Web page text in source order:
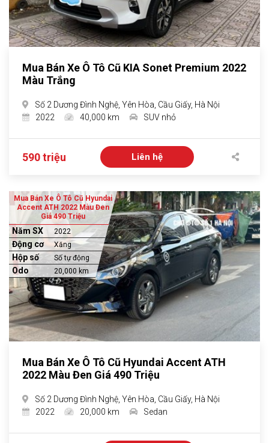
Mua Bán Xe Ô Tô Cũ KIA Sonet Premium 2022
Màu Trắng
Số 2 Dương Đình Nghệ, Yên Hòa, Cầu Giấy, Hà Nội
2022
40,000 km SUV nhỏ
590 triệu Liên hệ
Mua Bán Xe Ô Tô Cũ Hyundai
Accent ATH 2022 Màu Đen
Giá 490 Triệu
Năm SX 2022
Động cơ Xăng
Hộp số Số tự động
Odo 20,000 km
Mua Bán Xe Ô Tô Cũ Hyundai Accent ATH
2022 Màu Đen Giá 490 Triệu
Số 2 Dương Đình Nghệ, Yên Hòa, Cầu Giấy, Hà Nội
2022
20,000 km Sedan